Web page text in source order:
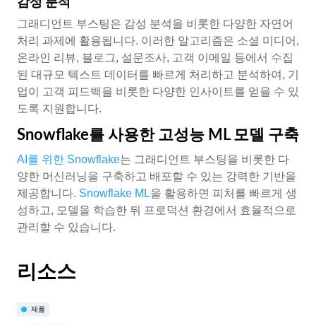
그래디언트 부스팅은 감성 분석을 비롯한 다양한 자연어
처리 과제에 활용됩니다. 이러한 알고리즘은 소셜 미디어,
온라인 리뷰, 블로그, 설문조사, 고객 이메일 등에서 수집
된 대규모 텍스트 데이터를 빠르게 처리하고 분석하여, 기
업이 고객 피드백을 비롯한 다양한 인사이트를 얻을 수 있
도록 지원합니다.
Snowflake를 사용한 고성능 ML 모델 구축
AI를 위한 Snowflake는 그래디언트 부스팅을 비롯한 다
양한 머신러닝을 구축하고 배포할 수 있는 강력한 기반을
제공합니다. Snowflake ML을 활용하면 피처를 빠르게 생
성하고, 모델을 학습한 뒤 프로덕션 환경에서 효율적으로
관리할 수 있습니다.
리소스
제품